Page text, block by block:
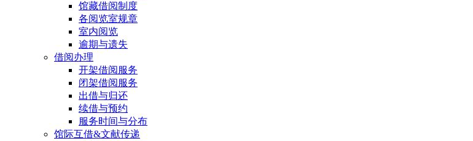
馆藏借阅制度
各阅览室规章
室内阅览
逾期与遗失
借阅办理
开架借阅服务
闭架借阅服务
出借与归还
续借与预约
服务时间与分布
馆际互借&文献传递